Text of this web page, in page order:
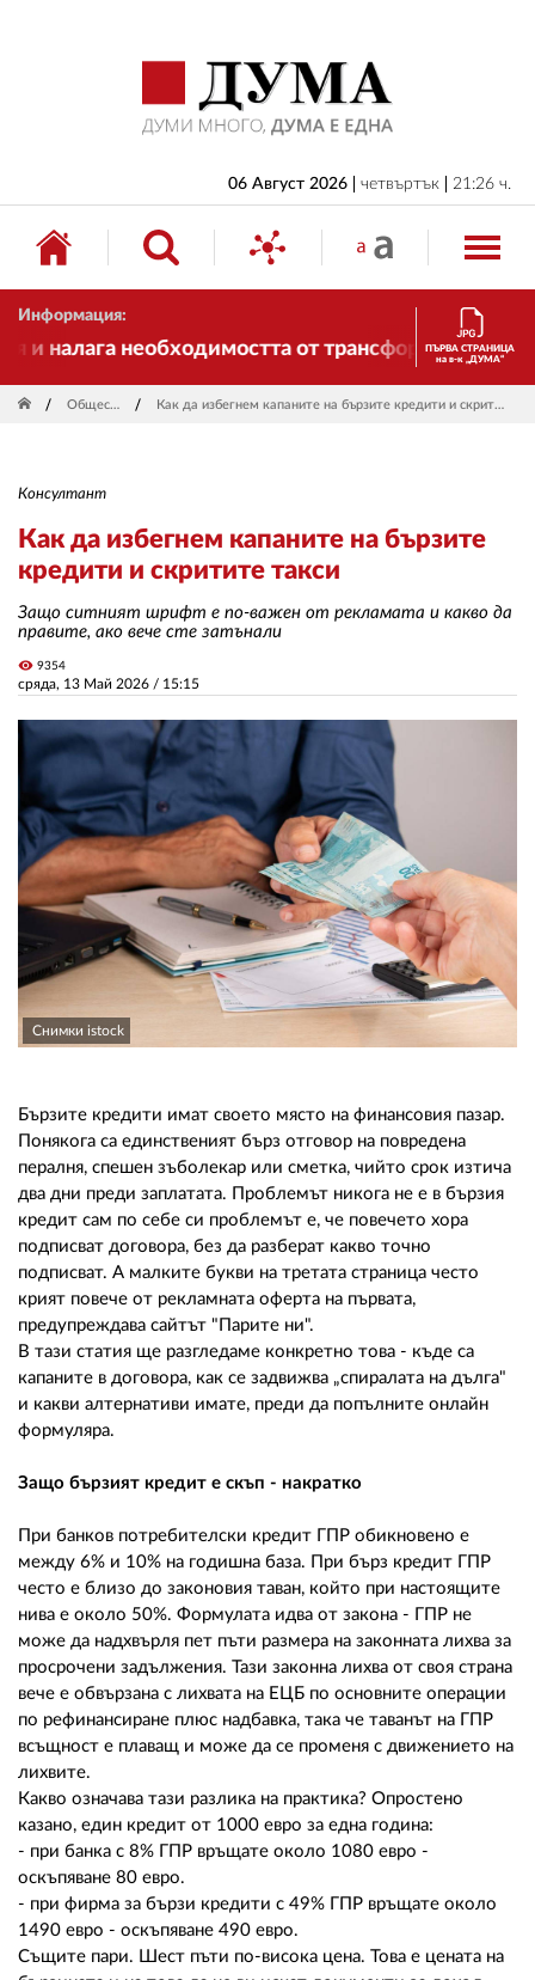
06 Август 2026 четвъртък 21:26 ч.
Информация:
необходимостта от трансформации. ИПЪРВА СТРАНИЦА
на в-к „ДУМА“
Общество Как да избегнем капаните на бързите кредити и скритите такси
Снимки istock
Консултант
Как да избегнем капаните на бързите
кредити и скритите такси
Защо ситният шрифт е по-важен от рекламата и какво да
правите, ако вече сте затънали
сряда, 13 Май 2026 / 15:15
visibility 9354
Бързите кредити имат своето място на финансовия пазар.
Понякога са единственият бърз отговор на повредена
пералня, спешен зъболекар или сметка, чийто срок изтича
два дни преди заплатата. Проблемът никога не е в бързия
кредит сам по себе си проблемът е, че повечето хора
подписват договора, без да разберат какво точно
подписват. А малките букви на третата страница често
крият повече от рекламната оферта на първата,
предупреждава сайтът "Парите ни".
В тази статия ще разгледаме конкретно това - къде са
капаните в договора, как се задвижва „спиралата на дълга"
и какви алтернативи имате, преди да попълните онлайн
формуляра.
Защо бързият кредит е скъп - накратко
При банков потребителски кредит ГПР обикновено е
между 6% и 10% на годишна база. При бърз кредит ГПР
често е близо до законовия таван, който при настоящите
нива е около 50%. Формулата идва от закона - ГПР не
може да надхвърля пет пъти размера на законната лихва за
просрочени задължения. Тази законна лихва от своя страна
вече е обвързана с лихвата на ЕЦБ по основните операции
по рефинансиране плюс надбавка, така че таванът на ГПР
всъщност е плаващ и може да се променя с движението на
лихвите.
Какво означава тази разлика на практика? Опростено
казано, един кредит от 1000 евро за една година:
- при банка с 8% ГПР връщате около 1080 евро -
оскъпяване 80 евро.
- при фирма за бързи кредити с 49% ГПР връщате около
1490 евро - оскъпяване 490 евро.
Същите пари. Шест пъти по-висока цена. Това е цената на
БЪЛГАРИЯ
ИКОНОМИКА
ИЗБОРИ
СВЯТ
РЕДАКЦИЯ
КОНТАКТИ
РЕКЛАМА
АБОНАМЕНТ
УСЛОВИЯ ЗА ПОЛЗВАНЕ
ПОЛИТИКА ЗА БИСКВИТКИТЕ
ПОЛИТИКАТА ЗА
ПОВЕРИТЕЛНОСТ